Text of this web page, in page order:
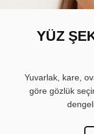
YÜZ
Yuvarlak, kare,
göre gözlük